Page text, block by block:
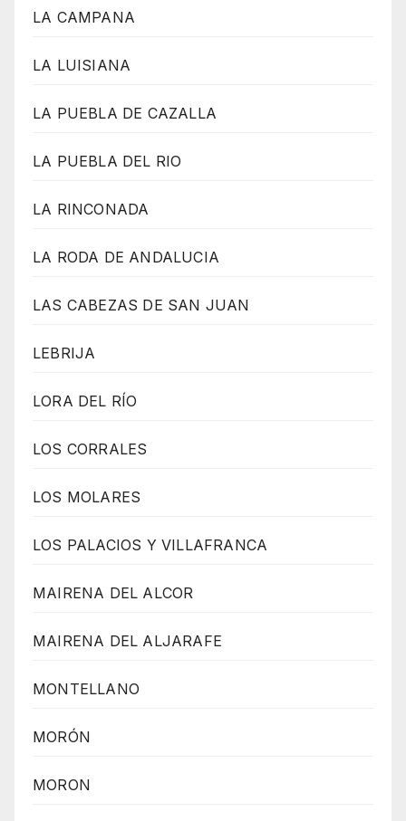
LA CAMPANA
LA LUISIANA
LA PUEBLA DE CAZALLA
LA PUEBLA DEL RIO
LA RINCONADA
LA RODA DE ANDALUCIA
LAS CABEZAS DE SAN JUAN
LEBRIJA
LORA DEL RÍO
LOS CORRALES
LOS MOLARES
LOS PALACIOS Y VILLAFRANCA
MAIRENA DEL ALCOR
MAIRENA DEL ALJARAFE
MONTELLANO
MORÓN
MORON